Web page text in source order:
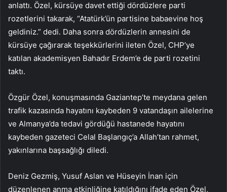
anlattı. Özel, kürsüye davet ettiği dördüzlere parti
rozetlerini takarak, “Atatürk’ün partisine babaevine hoş
geldiniz.” dedi. Daha sonra dördüzlerin annesini de
kürsüye çağırarak teşekkürlerini ileten Özel, CHP’ye
katılan akademisyen Bahadır Erdem’e de parti rozetini
taktı.
Özgür Özel, konuşmasında Gaziantep’te meydana gelen
trafik kazasında hayatını kaybeden 9 vatandaşın ailelerine
ve Almanya’da tedavi gördüğü hastanede hayatını
kaybeden gazeteci Celal Başlangıç’a Allah’tan rahmet,
yakınlarına başsağlığı diledi.
Deniz Gezmiş, Yusuf Aslan ve Hüseyin İnan için
düzenlenen anma etkinliğine katıldığını ifade eden Özel,